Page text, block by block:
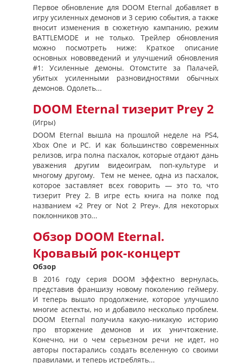
Первое обновление для DOOM Eternal добавляет в
игру усиленных демонов и 3 серию события, а также
вносит изменения в сюжетную кампанию, режим
BATTLEMODE и не только. Трейлер обновления
можно посмотреть ниже: Краткое описание
основных нововведений и улучшений обновления
#1: Усиленные демоны. Отомстите за Палачей,
убитых усиленными разновидностями обычных
демонов. Одолеть...
DOOM Eternal тизерит Prey 2
(Игры)
DOOM Eternal вышла на прошлой неделе на PS4,
Xbox One и PC. И как большинство современных
релизов, игра полна пасхалок, которые отдают дань
уважения другим видеоиграм, поп-культуре и
многому другому. Тем не менее, одна из пасхалок,
которое заставляет всех говорить — это то, что
тизерит Prey 2. В игре есть книга на полке под
названием «2 Prey or Not 2 Prey». Для некоторых
поклонников это...
Обзор DOOM Eternal.
Кровавый рок-концерт
Обзор
В 2016 году серия DOOM эффектно вернулась,
представив франшизу новому поколению геймеру.
И теперь вышло продолжение, которое улучшило
многие аспекты, но и добавило несколько проблем.
DOOM Eternal получила какую-никакую историю
про вторжение демонов и их уничтожение.
Конечно, ни о чем серьезном речи не идет, но
авторы постарались создать вселенную со своими
правилами, и теперь истреблять...